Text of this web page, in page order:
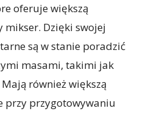
oferuje większą
mikser. Dzięki swojej
są w stanie poradzić
masami, takimi jak
również większą
przy przygotowywaniu